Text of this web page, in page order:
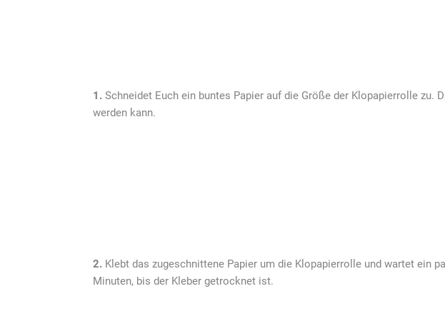
1. Schneidet Euch ein buntes Papier auf die Größe der Klopapierrolle
werden kann.
2. Klebt das zugeschnittene Papier um die Klopapierrolle und wartet ein
Minuten, bis der Kleber getrocknet ist.